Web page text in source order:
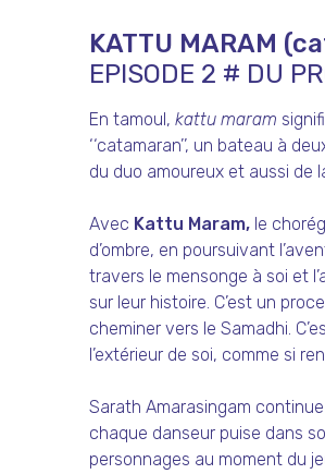
KATTU MARAM
EPISODE 2 # DU
En tamoul, kattu maram
‘‘catamaran’’, un bateau à
du duo amoureux et aussi de
Avec Kattu Maram, le
d’ombre, en poursuivant
travers le mensonge à soi et
sur leur histoire. C’est un
cheminer vers le Samadhi.
l’extérieur de soi, comme si
Sarath Amarasingam
chaque danseur puise dans
personnages au moment du